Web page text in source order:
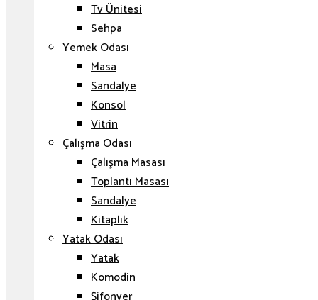
Tv Ünitesi
Sehpa
Yemek Odası
Masa
Sandalye
Konsol
Vitrin
Çalışma Odası
Çalışma Masası
Toplantı Masası
Sandalye
Kitaplık
Yatak Odası
Yatak
Komodin